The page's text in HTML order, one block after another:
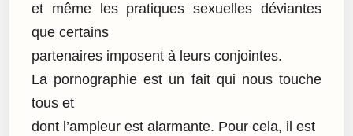
et même les pratiques sexuelles déviantes
que certains
partenaires imposent à leurs conjointes.
La pornographie est un fait qui nous touche
tous et
dont l’ampleur est alarmante. Pour cela, il est